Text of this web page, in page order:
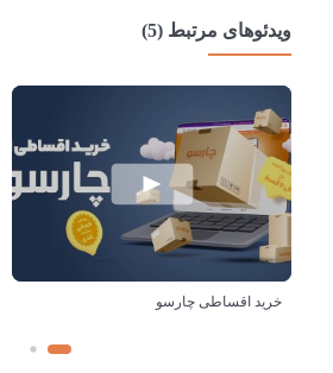
ویدئوهای مرتبط (5)
خرید اقساطی چارسو